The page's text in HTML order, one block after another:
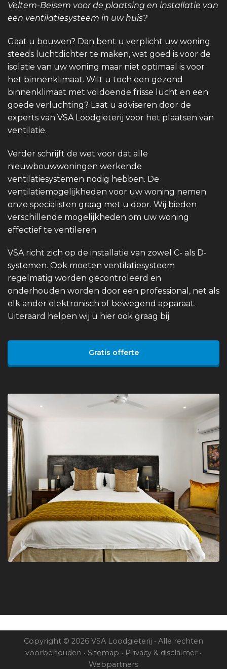
Veltem-Beisem voor de plaatsing en installatie van
een ventilatiesysteem in uw huis?
Gaat u bouwen? Dan bent u verplicht uw woning
steeds luchtdichter te maken, wat goed is voor de
isolatie van uw woning maar niet optimaal is voor
het binnenklimaat. Wilt u toch een gezond
binnenklimaat met voldoende frisse lucht en een
goede verluchting? Laat u adviseren door de
experts van VSA Loodgieterij voor het plaatsen van
ventilatie.
Verder schrijft de wet voor dat alle
nieuwbouwwoningen werkende
ventilatiesystemen nodig hebben. De
ventilatiemogelijkheden voor uw woning nemen
onze specialisten graag met u door. Wij bieden
verschillende mogelijkheden om uw woning
effectief te ventileren.
VSA richt zich op de installatie van zowel C- als D-
systemen. Ook moeten ventilatiesysteem
regelmatig worden gecontroleerd en
onderhouden worden door een professional, net als
elk ander elektronisch of bewegend apparaat.
Uiteraard helpen wij u hier ook graag bij.
Gratis offerte
Copyright © 2026 VSA Loodgieterij • Alle rechten
voorbehouden • Sitemap • Privacy & disclaimer •
Webpartners